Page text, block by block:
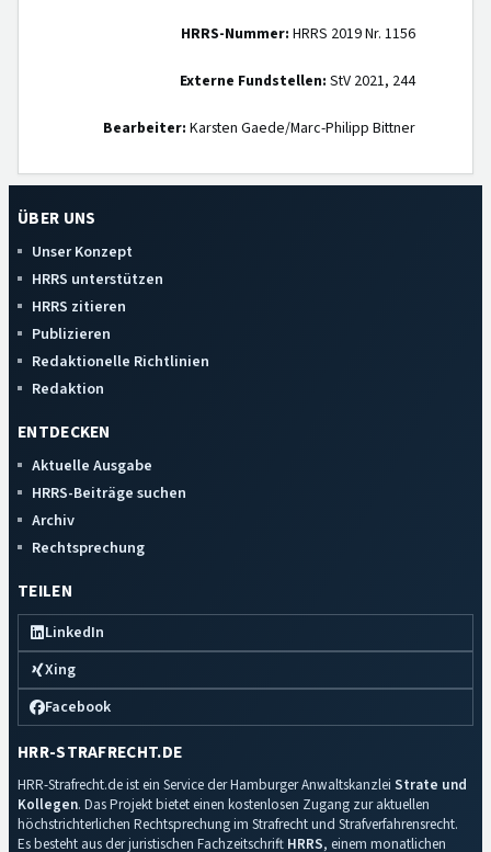
HRRS-Nummer: HRRS 2019 Nr. 1156
Externe Fundstellen: StV 2021, 244
Bearbeiter: Karsten Gaede/Marc-Philipp Bittner
ÜBER UNS
Unser Konzept
HRRS unterstützen
HRRS zitieren
Publizieren
Redaktionelle Richtlinien
Redaktion
ENTDECKEN
Aktuelle Ausgabe
HRRS-Beiträge suchen
Archiv
Rechtsprechung
TEILEN
LinkedIn
Xing
Facebook
HRR-STRAFRECHT.DE
HRR-Strafrecht.de ist ein Service der Hamburger Anwaltskanzlei Strate und
Kollegen. Das Projekt bietet einen kostenlosen Zugang zur aktuellen
höchstrichterlichen Rechtsprechung im Strafrecht und Strafverfahrensrecht.
Es besteht aus der juristischen Fachzeitschrift HRRS, einem monatlichen